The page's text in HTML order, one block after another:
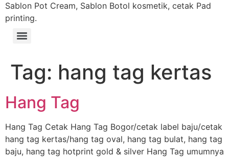
Sablon Pot Cream, Sablon Botol kosmetik, cetak Pad
printing.
Tag: hang tag kertas
Hang Tag
Hang Tag Cetak Hang Tag Bogor/cetak label baju/cetak
hang tag kertas/hang tag oval, hang tag bulat, hang tag
baju, hang tag hotprint gold & silver Hang Tag umumnya